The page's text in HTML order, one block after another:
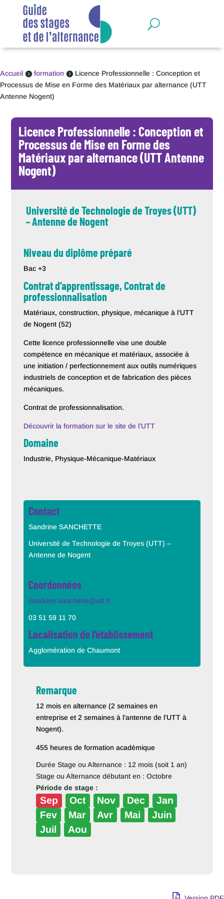
Accueil  formation  Licence Professionnelle : Conception et
Processus de Mise en Forme des Matériaux par alternance (UTT
Antenne Nogent)
Licence Professionnelle : Conception et
Processus de Mise en Forme des
Matériaux par alternance (UTT Antenne
Nogent)
Université de Technologie de Troyes (UTT)
– Antenne de Nogent
Niveau du diplôme préparé
Bac +3
Contrat d’apprentissage, Contrat de
professionnalisation
Matériaux, construction, physique, mécanique à l’UTT
de Nogent (52)
Cette licence professionnelle vise une double
compétence en mécanique et matériaux, associée à
une initiation / perfectionnement aux outils numériques
industriels de conception et de fabrication des pièces
mécaniques.
Contrat de professionnalisation.
Découvrir la formation sur le site de l’UTT
Domaine
Industrie, Physique-Mécanique-Matériaux
Contact
Sandrine SANCHETTE
Université de Technologie de Troyes (UTT) –
Antenne de Nogent
Coordonnées
sandrine.sanchette@utt.fr
03 51 59 11 70
Localisation de l’établissement
Agglomération de Chaumont
Remarque
12 mois en alternance (2 semaines en
entreprise et 2 semaines à l’antenne de l’UTT à
Nogent).
455 heures de formation académique
Durée Stage ou Alternance : 12 mois (soit 1 an)
Stage ou Alternance débutant en : Octobre
Période de stage :
Sep Oct Nov Dec
Jan
Fev
Mar Avr Mai
Juin
Juil
Aou
Panneau de gestion des cookies